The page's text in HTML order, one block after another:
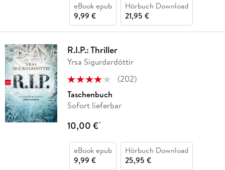
eBook epub
9,99 €
Hörbuch Download
21,95 €
R.I.P.: Thriller
Yrsa Sigurdardóttir
(202)
Taschenbuch
Sofort lieferbar
10,00 €*
eBook epub
9,99 €
Hörbuch Download
25,95 €